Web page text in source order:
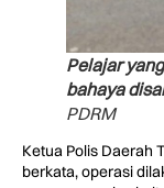
Pelajar
bahaya
PDRM
Ketua Polis Daerah
berkata, operasi